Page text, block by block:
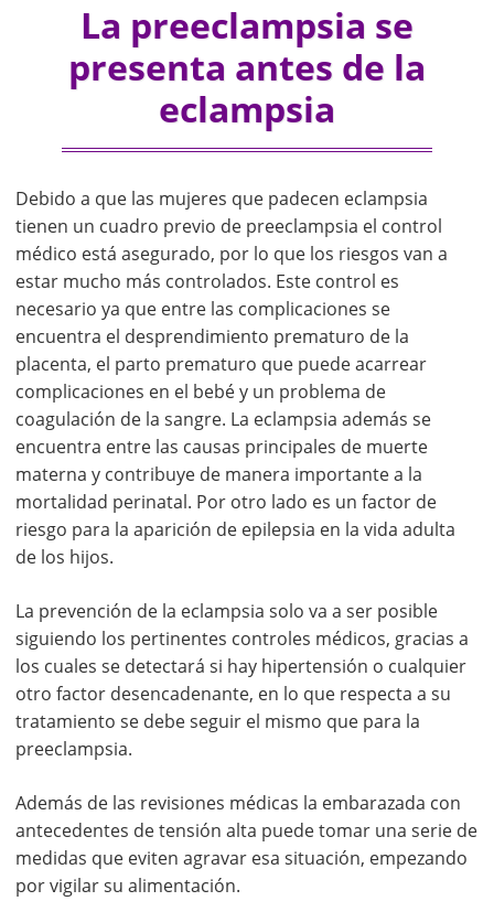
La preeclampsia se
presenta antes de la
eclampsia
Debido a que las mujeres que padecen eclampsia
tienen un cuadro previo de preeclampsia el control
médico está asegurado, por lo que los riesgos van a
estar mucho más controlados. Este control es
necesario ya que entre las complicaciones se
encuentra el desprendimiento prematuro de la
placenta, el parto prematuro que puede acarrear
complicaciones en el bebé y un problema de
coagulación de la sangre. La eclampsia además se
encuentra entre las causas principales de muerte
materna y contribuye de manera importante a la
mortalidad perinatal. Por otro lado es un factor de
riesgo para la aparición de epilepsia en la vida adulta
de los hijos.
La prevención de la eclampsia solo va a ser posible
siguiendo los pertinentes controles médicos, gracias a
los cuales se detectará si hay hipertensión o cualquier
otro factor desencadenante, en lo que respecta a su
tratamiento se debe seguir el mismo que para la
preeclampsia.
Además de las revisiones médicas la embarazada con
antecedentes de tensión alta puede tomar una serie de
medidas que eviten agravar esa situación, empezando
por vigilar su alimentación.